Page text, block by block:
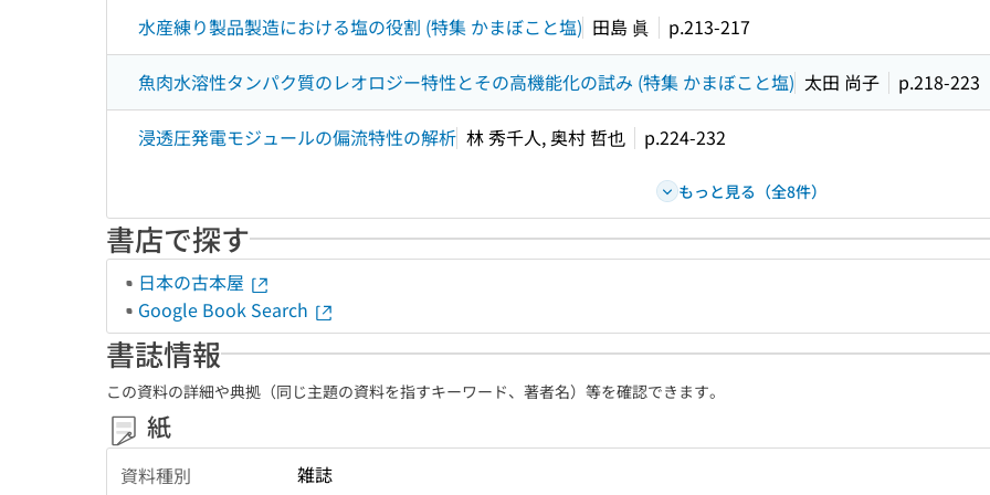
水産練り製品製造における塩の役割 (特集 かまぼこと塩) 田島 眞 p.213-217
魚肉水溶性タンパク質のレオロジー特性とその高機能化の試み (特集 かまぼこと塩) 太田 尚子 p.218-223
浸透圧発電モジュールの偏流特性の解析 林 秀千人, 奥村 哲也 p.224-232
もっと見る（全8件）
書店で探す
日本の古本屋
Google Book Search
書誌情報
この資料の詳細や典拠（同じ主題の資料を指すキーワード、著者名）等を確認できます。
紙
資料種別 雑誌